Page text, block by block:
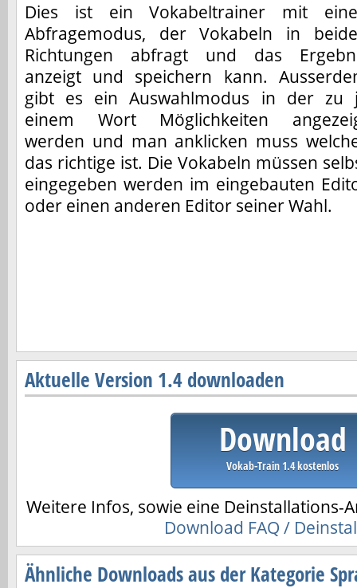
Dies ist ein Vokabeltrainer mit
Abfragemodus, der Vokabeln in
Richtungen abfragt und das
anzeigt und speichern kann.
gibt es ein Auswahlmodus in der zu
einem Wort Möglichkeiten
werden und man anklicken muss
das richtige ist. Die Vokabeln müssen
eingegeben werden im eingebauten
oder einen anderen Editor seiner Wahl.
Aktuelle Version 1.4 downloaden
Download
Vokab-Train 1.4 kostenlos
Weitere Infos, sowie eine Deinstallations-
Download FAQ /
Ähnliche Downloads aus der Kategorie